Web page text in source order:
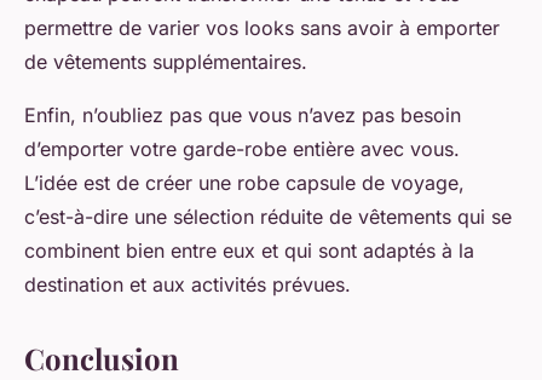
permettre de varier vos looks sans avoir à emporter
de vêtements supplémentaires.
Enfin, n’oubliez pas que vous n’avez pas besoin
d’emporter votre garde-robe entière avec vous.
L’idée est de créer une robe capsule de voyage,
c’est-à-dire une sélection réduite de vêtements qui se
combinent bien entre eux et qui sont adaptés à la
destination et aux activités prévues.
Conclusion